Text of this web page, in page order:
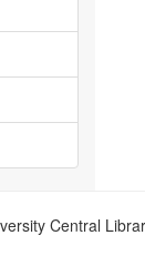
Central